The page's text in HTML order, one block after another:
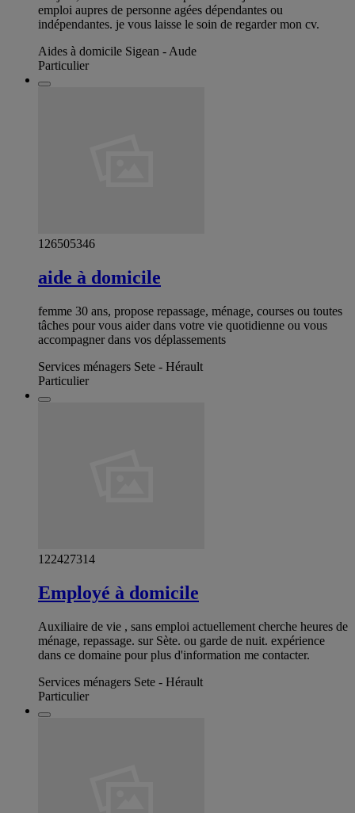
emploi aupres de personne agées dépendantes ou
indépendantes. je vous laisse le soin de regarder mon cv.
Aides à domicile Sigean - Aude
Particulier
126505346
aide à domicile
femme 30 ans, propose repassage, ménage, courses ou toutes
tâches pour vous aider dans votre vie quotidienne ou vous
accompagner dans vos déplassements
Services ménagers Sete - Hérault
Particulier
122427314
Employé à domicile
Auxiliaire de vie , sans emploi actuellement cherche heures de
ménage, repassage. sur Sète. ou garde de nuit. expérience
dans ce domaine pour plus d'information me contacter.
Services ménagers Sete - Hérault
Particulier